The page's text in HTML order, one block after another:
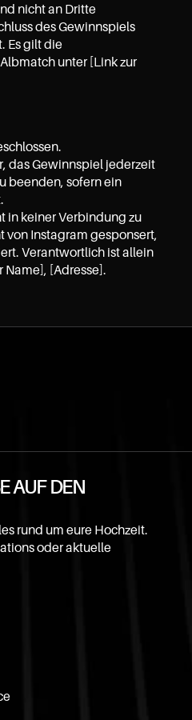
nicht an Dritte
des Gewinnspiels
Es gilt die
unter [Link zur
das Gewinnspiel jederzeit
beenden, sofern ein
in keiner Verbindung zu
von Instagram gesponsert,
Verantwortlich ist allein
[Adresse].
AUF DEN
rund um eure Hochzeit.
oder aktuelle